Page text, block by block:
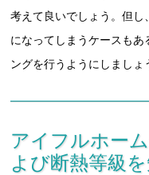
考えて良いでしょう。但し
になってしまうケースもあ
ングを行うようにしましょ
アイフルホー
よび断熱等級